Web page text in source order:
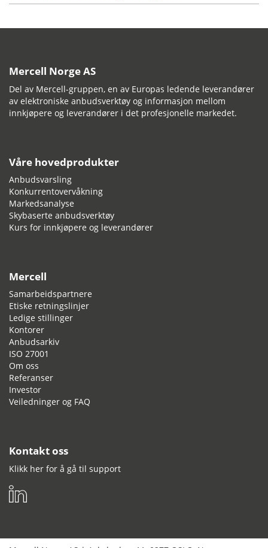
Mercell Norge AS
Del av Mercell-gruppen, en av Europas ledende leverandører
av elektroniske anbudsverktøy og informasjon mellom
innkjøpere og leverandører i det profesjonelle markedet.
Våre hovedprodukter
Anbudsvarsling
Konkurrentovervåkning
Markedsanalyse
Skybaserte anbudsverktøy
Kurs for innkjøpere og leverandører
Mercell
Samarbeidspartnere
Etiske retningslinjer
Ledige stillinger
Kontorer
Anbudsarkiv
ISO 27001
Om oss
Referanser
Investor
Veiledninger og FAQ
Kontakt oss
Klikk her for å gå til support